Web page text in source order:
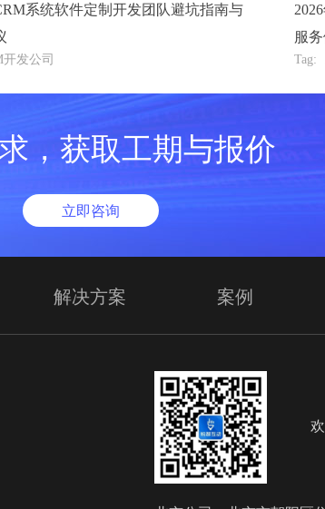
系统软件定制开发团队避坑指南与
开发公司
服
Tag:
，获取工期与报价
立即咨询
解决方案 案例
欢迎